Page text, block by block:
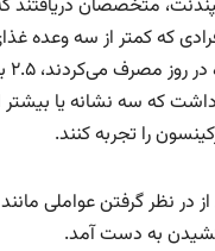
متخصصان
که کمتر از سه وعده
که سه نشانه یا بیشتر
را تجربه کنند.
در نظر گرفتن عواملی
به‌ دست آمد.